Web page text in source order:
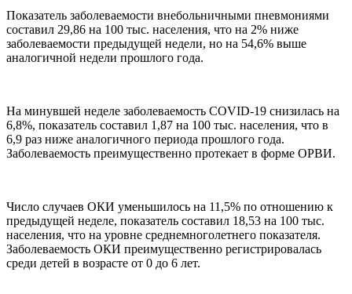
Показатель заболеваемости внебольничными пневмониями
составил 29,86 на 100 тыс. населения, что на 2% ниже
заболеваемости предыдущей недели, но на 54,6% выше
аналогичной недели прошлого года.
На минувшей неделе заболеваемость COVID-19 снизилась на
6,8%, показатель составил 1,87 на 100 тыс. населения, что в
6,9 раз ниже аналогичного периода прошлого года.
Заболеваемость преимущественно протекает в форме ОРВИ.
Число случаев ОКИ уменьшилось на 11,5% по отношению к
предыдущей неделе, показатель составил 18,53 на 100 тыс.
населения, что на уровне среднемноголетнего показателя.
Заболеваемость ОКИ преимущественно регистрировалась
среди детей в возрасте от 0 до 6 лет.